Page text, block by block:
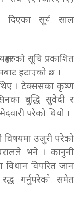
दिएका सूर्य साल
सूचि प्रकाशित
हटाएको छ ।
थिए । टेक्ससका कृष्ण
बुद्धि सुवेदी र
परेको थियो ।
विषयमा उजुरी परेको
भने । कानुनी
विपरित जान
गर्नुपरेको समेत